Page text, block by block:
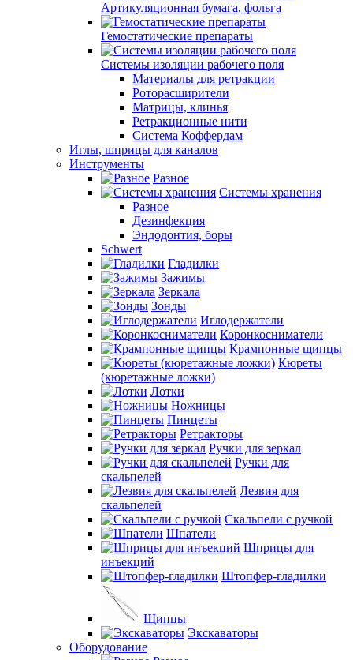
Артикуляционная бумага, фольга
Гемостатические препараты
Системы изоляции рабочего поля
Материалы для ретракции
Роторасширители
Матрицы, клинья
Ретракционные нити
Система Коффердам
Иглы, шприцы для каналов
Инструменты
Разное
Системы хранения
Разное
Дезинфекция
Эндодонтия, боры
Schwert
Гладилки
Зажимы
Зеркала
Зонды
Иглодержатели
Коронкосниматели
Крампонные щипцы
Кюреты
(кюретажные ложки)
Лотки
Ножницы
Пинцеты
Ретракторы
Ручки для зеркал
Ручки для
скальпелей
Лезвия для
скальпелей
Скальпели с ручкой
Шпатели
Шприцы для
инъекций
Штопфер-гладилки
Щипцы
Экскаваторы
Оборудование